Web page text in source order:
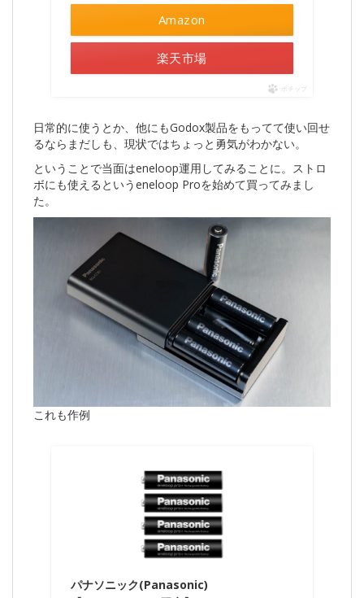
Amazon
楽天市場
ポチップ
日常的に使うとか、他にもGodox製品をもってて使い回せ
るならまだしも、現状ではちょっと勇気がわかない。
ということで当面はeneloop運用してみることに。ストロ
ボにも使えるというeneloop Proを始めて買ってみまし
た。
これも作例
パナソニック(Panasonic)